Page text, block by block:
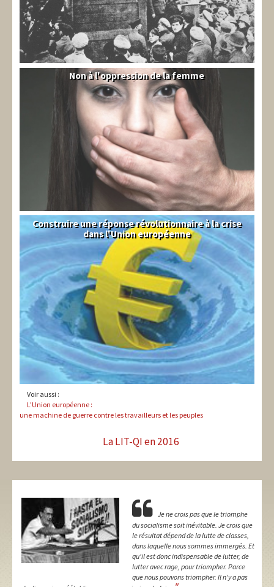
Syrie
Non à l'oppression de la femme
Syndical
Construire une réponse révolutionnaire à la crise
dans l'Union européenne
Voir aussi :
L'Union européenne :
une machine de guerre contre les travailleurs et les peuples
La LIT-QI en 2016
Je ne crois pas que le triomphe
du socialisme soit inévitable. Je crois que
le résultat dépend de la lutte de classes,
dans laquelle nous sommes immergés. Et
qu'il est donc indispensable de lutter, de
lutter avec rage, pour triompher. Parce
que nous pouvons triompher. Il n'y a pas